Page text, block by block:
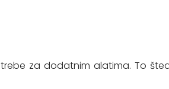
za dodatnim alatima. To